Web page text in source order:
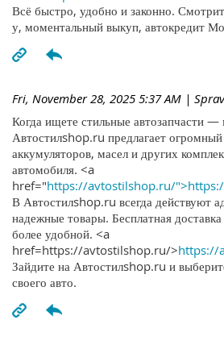
Всё быстро, удобно и законно.
у, моментальный выкуп, автокредит
Fri, November 28, 2025 5:37 AM |
Когда ищете стильные автозапчасти —
Автостилshop.ru предлагает
аккумуляторов, масел и других
автомобиля. <a
href="https://avtostilshop.ru/
В Автостилshop.ru всегда действуют
надежные товары. Бесплатная
более удобной. <a
href=https://avtostilshop.ru/>https://
Зайдите на Автостилshop.ru и
своего авто.